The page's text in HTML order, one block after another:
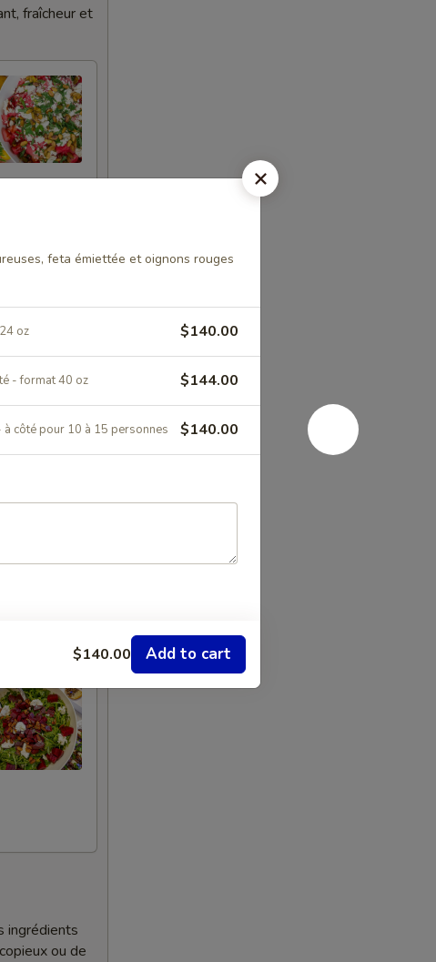
fraîcheur et
ingrédients
ou de
feta émiettée et oignons rouges
oz $140.00
- format 40 oz $144.00
à côté pour 10 à 15 personnes $140.00
$140.00 Add to cart